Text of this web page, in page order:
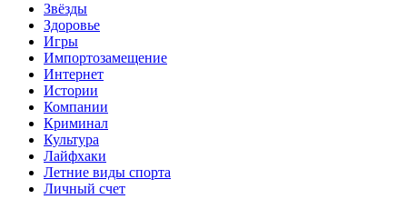
Звёзды
Здоровье
Игры
Импортозамещение
Интернет
Истории
Компании
Криминал
Культура
Лайфхаки
Летние виды спорта
Личный счет